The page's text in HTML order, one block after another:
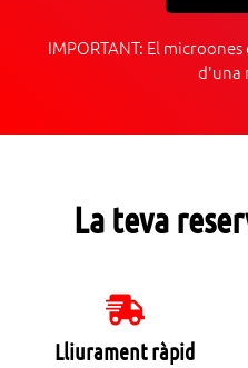
IMPORTANT: El
d'una
La teva
Lliurament ràpid